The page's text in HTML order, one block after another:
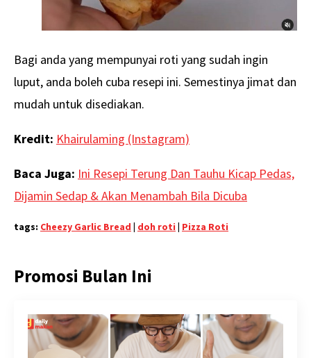
Bagi anda yang mempunyai roti yang sudah ingin
luput, anda boleh cuba resepi ini. Semestinya jimat dan
mudah untuk disediakan.
Kredit: Khairulaming (Instagram)
Baca Juga: Ini Resepi Terung Dan Tauhu Kicap Pedas,
Dijamin Sedap & Akan Menambah Bila Dicuba
tags: Cheezy Garlic Bread | doh roti | Pizza Roti
Promosi Bulan Ini